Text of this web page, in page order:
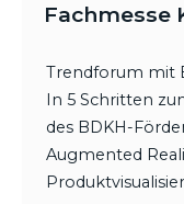
Fachmesse
Trendforum mit
In 5 Schritten
des BDKH-
Augmented